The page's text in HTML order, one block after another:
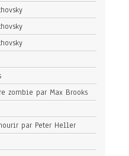
zombie par Max Brooks
par Peter Heller